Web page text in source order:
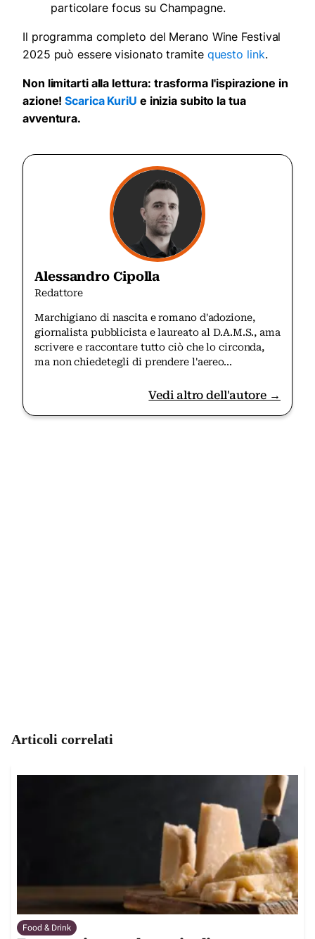
particolare focus su Champagne.
Il programma completo del Merano Wine Festival
2025 può essere visionato tramite questo link.
Non limitarti alla lettura: trasforma l'ispirazione in
azione!Scarica KuriU e inizia subito la tua
avventura.
Alessandro Cipolla
Redattore
Marchigiano di nascita e romano d'adozione,
giornalista pubblicista e laureato al D.A.M.S., ama
scrivere e raccontare tutto ciò che lo circonda,
ma non chiedetegli di prendere l'aereo...
Vedi altro dell'autore →
Articoli correlati
Food & Drink